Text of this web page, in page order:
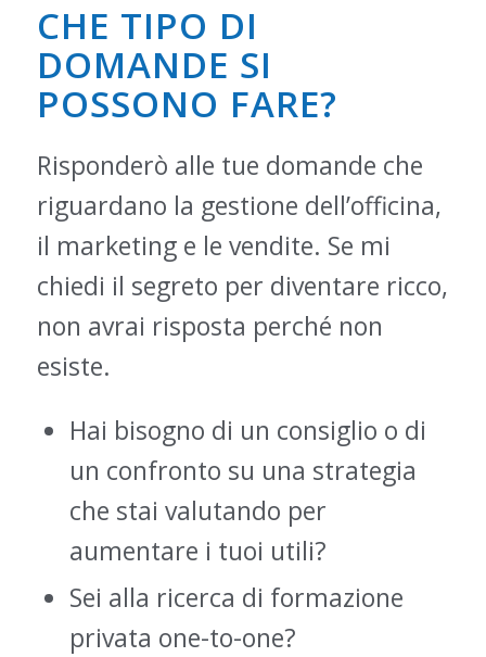
CHE TIPO DI
DOMANDE SI
POSSONO FARE?
Risponderò alle tue domande che
riguardano la gestione dell’officina,
il marketing e le vendite. Se mi
chiedi il segreto per diventare ricco,
non avrai risposta perché non
esiste.
Hai bisogno di un consiglio o di
un confronto su una strategia
che stai valutando per
aumentare i tuoi utili?
Sei alla ricerca di formazione
privata one-to-one?